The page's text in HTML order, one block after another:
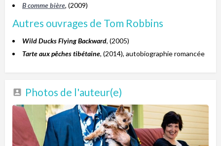
B comme bière, (2009)
Autres ouvrages de Tom Robbins
Wild Ducks Flying Backward, (2005)
Tarte aux pêches tibétaine, (2014), autobiographie romancée
Photos de l'auteur(e)